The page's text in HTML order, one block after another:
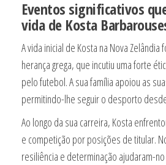
Eventos significativos
vida de Kosta
A vida inicial de Kosta na Nova Zelândia
herança grega, que incutiu uma forte
pelo futebol. A sua família apoiou as
permitindo-lhe seguir o desporto
Ao longo da sua carreira, Kosta
e competição por posições de titular.
resiliência e determinação ajudaram-